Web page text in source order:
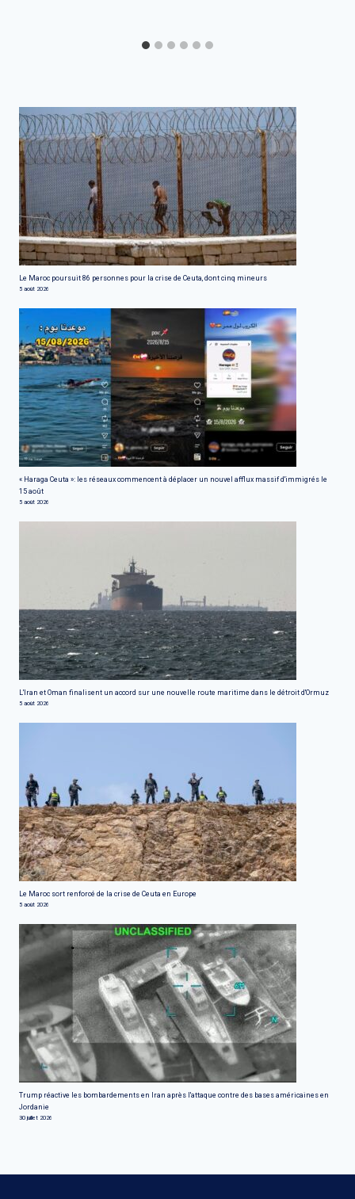
Le Maroc poursuit 86 personnes pour la crise de Ceuta, dont cinq mineurs
5 août 2026
« Haraga Ceuta »: les réseaux commencent à déplacer un nouvel afflux massif d'immigrés le
15 août
5 août 2026
L'Iran et Oman finalisent un accord sur une nouvelle route maritime dans le détroit d'Ormuz
5 août 2026
Le Maroc sort renforcé de la crise de Ceuta en Europe
5 août 2026
Trump réactive les bombardements en Iran après l'attaque contre des bases américaines en
Jordanie
30 juillet 2026